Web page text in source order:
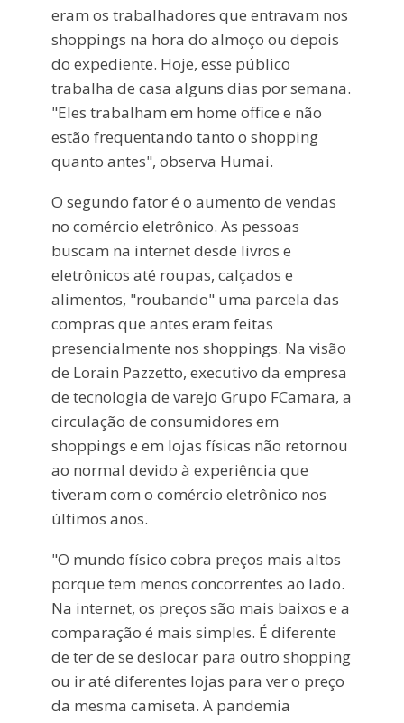
eram os trabalhadores que entravam nos
shoppings na hora do almoço ou depois
do expediente. Hoje, esse público
trabalha de casa alguns dias por semana.
"Eles trabalham em home office e não
estão frequentando tanto o shopping
quanto antes", observa Humai.
O segundo fator é o aumento de vendas
no comércio eletrônico. As pessoas
buscam na internet desde livros e
eletrônicos até roupas, calçados e
alimentos, "roubando" uma parcela das
compras que antes eram feitas
presencialmente nos shoppings. Na visão
de Lorain Pazzetto, executivo da empresa
de tecnologia de varejo Grupo FCamara, a
circulação de consumidores em
shoppings e em lojas físicas não retornou
ao normal devido à experiência que
tiveram com o comércio eletrônico nos
últimos anos.
"O mundo físico cobra preços mais altos
porque tem menos concorrentes ao lado.
Na internet, os preços são mais baixos e a
comparação é mais simples. É diferente
de ter de se deslocar para outro shopping
ou ir até diferentes lojas para ver o preço
da mesma camiseta. A pandemia